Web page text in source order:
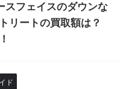
スフェイスのダウンな
リートの買取額は？
ド